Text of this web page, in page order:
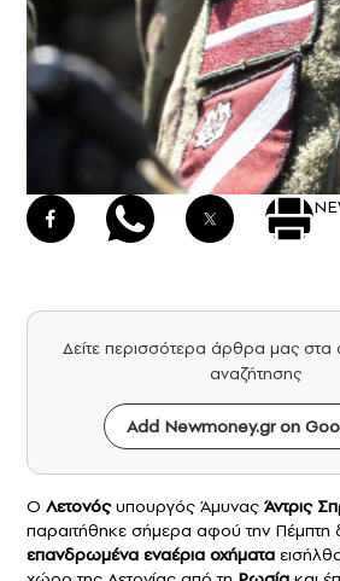
Δείτε περισσότερα άρθρα μας στα
αναζήτησης
Add Newmoney.gr on
Ο Λετονός υπουργός Άμυνας Άντρις
παραιτήθηκε σήμερα αφού την Πέμπτη
επανδρωμένα εναέρια οχήματα